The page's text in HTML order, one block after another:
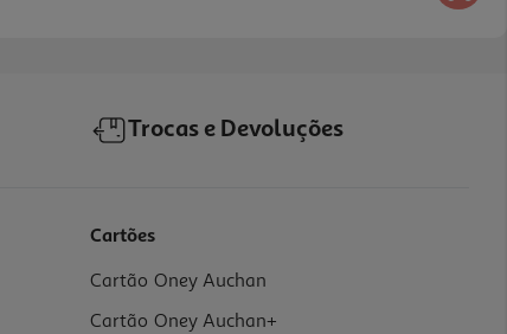
Trocas e Devoluções
Cartões
Cartão Oney Auchan
Cartão Oney Auchan+